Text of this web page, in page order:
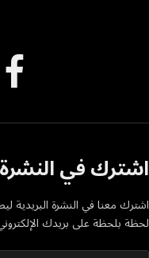
اشترك في النشرة
اشترك معنا في النشرة البريدية
لحظة بلحظة على بريدك